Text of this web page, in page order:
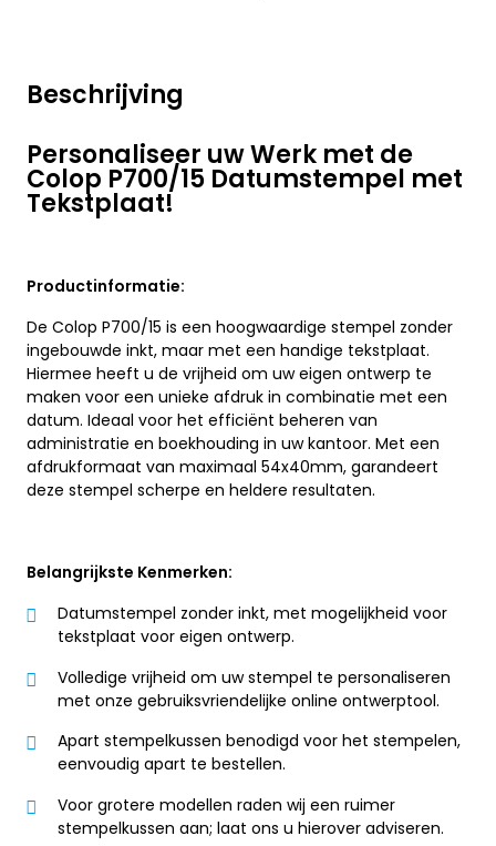
Beschrijving
Personaliseer uw Werk met de
Colop P700/15 Datumstempel met
Tekstplaat!
Productinformatie:
De Colop P700/15 is een hoogwaardige stempel zonder
ingebouwde inkt, maar met een handige tekstplaat.
Hiermee heeft u de vrijheid om uw eigen ontwerp te
maken voor een unieke afdruk in combinatie met een
datum. Ideaal voor het efficiënt beheren van
administratie en boekhouding in uw kantoor. Met een
afdrukformaat van maximaal 54x40mm, garandeert
deze stempel scherpe en heldere resultaten.
Belangrijkste Kenmerken:
Datumstempel zonder inkt, met mogelijkheid voor
tekstplaat voor eigen ontwerp.
Volledige vrijheid om uw stempel te personaliseren
met onze gebruiksvriendelijke online ontwerptool.
Apart stempelkussen benodigd voor het stempelen,
eenvoudig apart te bestellen.
Voor grotere modellen raden wij een ruimer
stempelkussen aan; laat ons u hierover adviseren.